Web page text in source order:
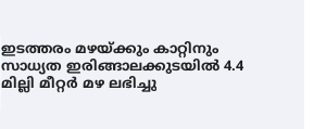
ഇടത്തരം മഴയ്ക്കും കാറ്റിനും
സാധ്യത ഇരിങ്ങാലക്കുടയിൽ 4.4
മില്ലി മീറ്റർ മഴ ലഭിച്ചു